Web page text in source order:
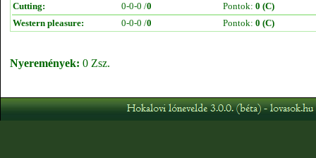
Cutting:
0-0-0 /0 Pontok: 0 (C)
Western pleasure:
0-0-0 /0 Pontok: 0 (C)
Nyeremények: 0 Zsz.